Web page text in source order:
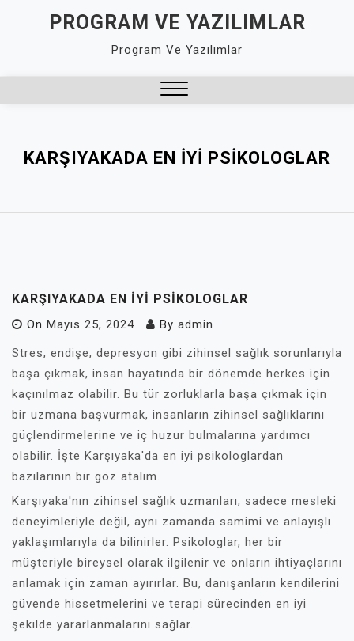
PROGRAM VE YAZILIMLAR
Program Ve Yazılımlar
KARŞIYAKADA EN İYI PSIKOLOGLAR
KARŞIYAKADA EN İYI PSIKOLOGLAR
On Mayıs 25, 2024 By admin
Stres, endişe, depresyon gibi zihinsel sağlık sorunlarıyla
başa çıkmak, insan hayatında bir dönemde herkes için
kaçınılmaz olabilir. Bu tür zorluklarla başa çıkmak için
bir uzmana başvurmak, insanların zihinsel sağlıklarını
güçlendirmelerine ve iç huzur bulmalarına yardımcı
olabilir. İşte Karşıyaka'da en iyi psikologlardan
bazılarının bir göz atalım.
Karşıyaka'nın zihinsel sağlık uzmanları, sadece mesleki
deneyimleriyle değil, aynı zamanda samimi ve anlayışlı
yaklaşımlarıyla da bilinirler. Psikologlar, her bir
müşteriyle bireysel olarak ilgilenir ve onların ihtiyaçlarını
anlamak için zaman ayırırlar. Bu, danışanların kendilerini
güvende hissetmelerini ve terapi sürecinden en iyi
şekilde yararlanmalarını sağlar.